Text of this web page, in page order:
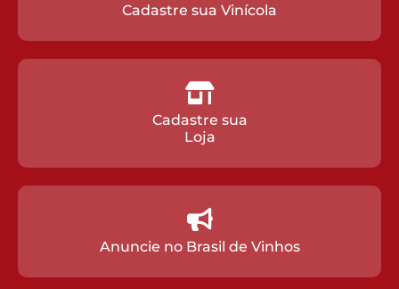
Cadastre sua Vinícola
Cadastre sua
Loja
Anuncie no Brasil de Vinhos